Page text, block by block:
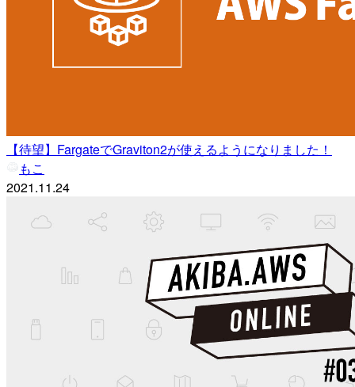
【待望】FargateでGraviton2が使えるようになりました！
もこ
2021.11.24